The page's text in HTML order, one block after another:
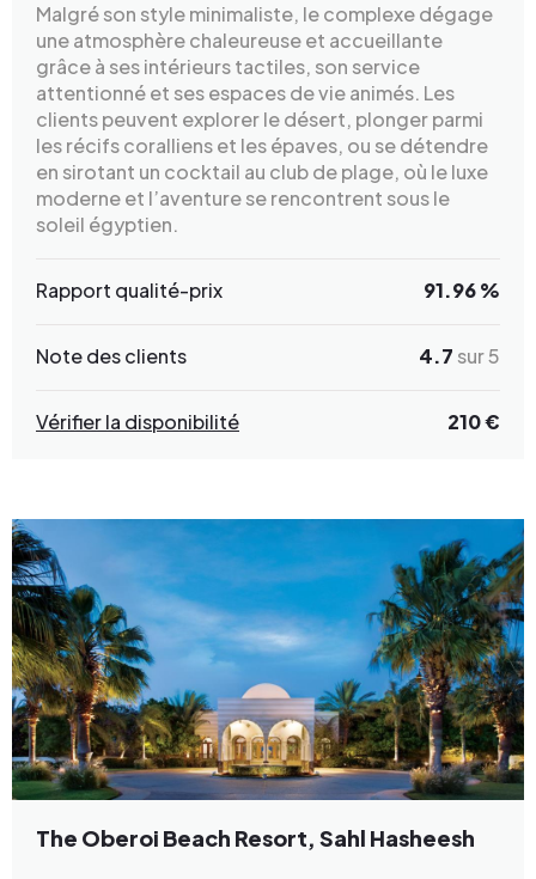
Malgré son style minimaliste, le complexe dégage
une atmosphère chaleureuse et accueillante
grâce à ses intérieurs tactiles, son service
attentionné et ses espaces de vie animés. Les
clients peuvent explorer le désert, plonger parmi
les récifs coralliens et les épaves, ou se détendre
en sirotant un cocktail au club de plage, où le luxe
moderne et l’aventure se rencontrent sous le
soleil égyptien.
Rapport qualité-prix 91.96 %
Note des clients 4.7 sur 5
Vérifier la disponibilité 210 €
The Oberoi Beach Resort, Sahl Hasheesh